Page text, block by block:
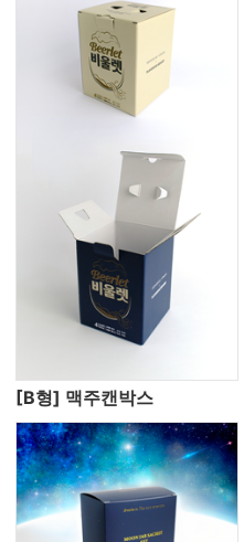
[B형] 맥주캔박스